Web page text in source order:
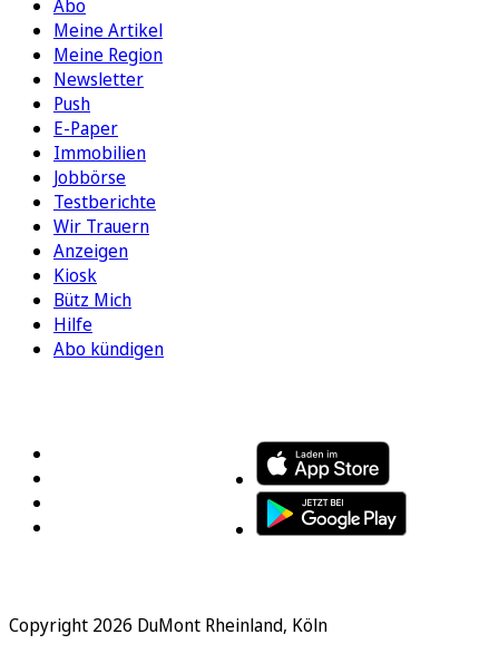
Abo
Meine Artikel
Meine Region
Newsletter
Push
E-Paper
Immobilien
Jobbörse
Testberichte
Wir Trauern
Anzeigen
Kiosk
Bütz Mich
Hilfe
Abo kündigen
Copyright 2026 DuMont Rheinland, Köln